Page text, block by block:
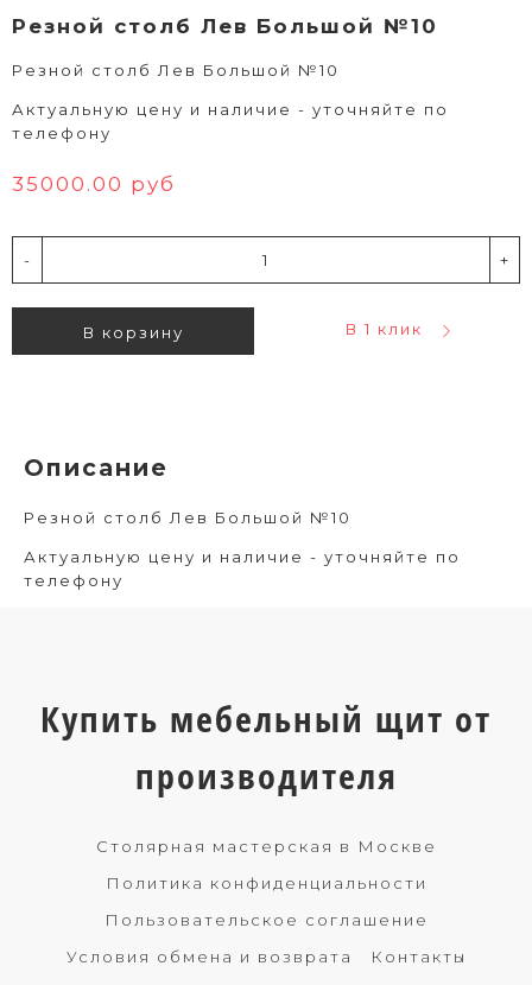
Резной столб Лев Большой №10
Резной столб Лев Большой №10
Актуальную цену и наличие - уточняйте по
телефону
35000.00 руб
- +
В корзину В 1 клик
Описание
Резной столб Лев Большой №10
Актуальную цену и наличие - уточняйте по
телефону
Купить мебельный щит от
производителя
Столярная мастерская в Москве
Политика конфиденциальности
Пользовательское соглашение
Условия обмена и возврата
Контакты